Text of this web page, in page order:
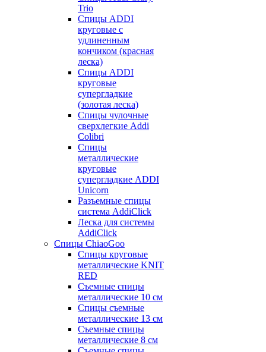
Trio
Спицы ADDI
круговые с
удлиненным
кончиком (красная
леска)
Спицы ADDI
круговые
супергладкие
(золотая леска)
Спицы чулочные
сверхлегкие Addi
Colibri
Спицы
металлические
круговые
супергладкие ADDI
Unicorn
Разъемные спицы
система AddiClick
Леска для системы
AddiClick
Спицы ChiaoGoo
Спицы круговые
металлические KNIT
RED
Съемные спицы
металлические 10 см
Спицы съемные
металлические 13 см
Съемные спицы
металлические 8 см